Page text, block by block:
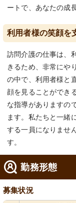
ートで、あなたの成
利用者様の笑顔を
訪問介護の仕事は、
きるため、非常にや
の中で、利用者様と
顔を見ることができ
な指導がありますの
ます。私たちと一緒
する一員になりませ
す。
勤務形態
募集状況